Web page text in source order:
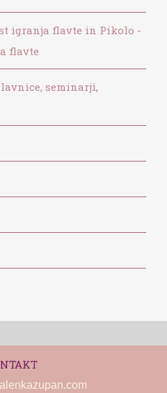
igranja flavte in Pikolo -
flavte
seminarji,